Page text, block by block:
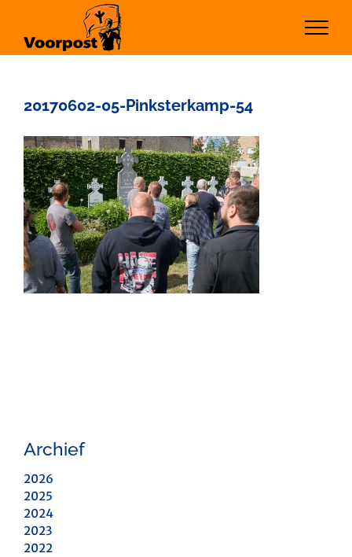
inhoud
20170602-05-Pinksterkamp-54
Archief
2026
2025
2024
2023
2022